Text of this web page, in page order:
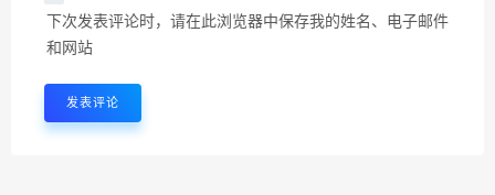
下次发表评论时，请在此浏览器中保存我的姓名、电子邮件
和网站